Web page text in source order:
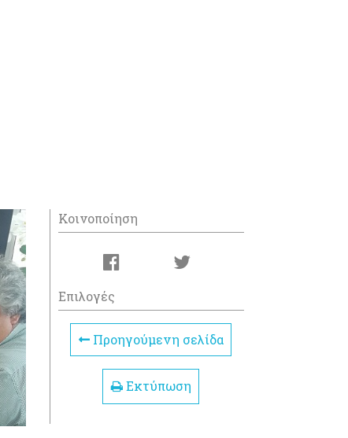
Κοινοποίηση
Επιλογές
Προηγούμενη σελίδα
Εκτύπωση